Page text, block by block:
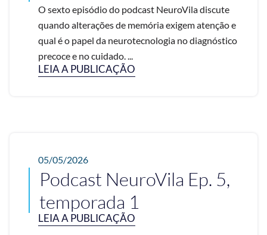
O sexto episódio do podcast NeuroVila discute
quando alterações de memória exigem atenção e
qual é o papel da neurotecnologia no diagnóstico
precoce e no cuidado. ...
LEIA A PUBLICAÇÃO
05/05/2026
Podcast NeuroVila Ep. 5,
temporada 1
LEIA A PUBLICAÇÃO